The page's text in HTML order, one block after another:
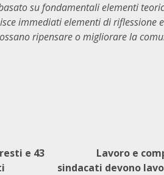
su fondamentali elementi
immediati elementi di riflessione
ripensare o migliorare la
e 43
Lavoro e
sindacati devono